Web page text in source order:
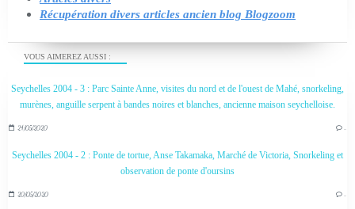
VOUS AIMEREZ AUSSI :
Seychelles 2004 - 3 : Parc Sainte Anne, visites du nord et de l'ouest de Mahé, snorkeling,
murènes, anguille serpent à bandes noires et blanches, ancienne maison seychelloise.
24/05/2020 …
Seychelles 2004 - 2 : Ponte de tortue, Anse Takamaka, Marché de Victoria, Snorkeling et
observation de ponte d'oursins
20/05/2020 …
Récupération divers articles ancien blog Blogzoom